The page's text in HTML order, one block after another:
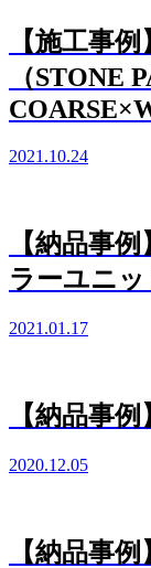
【施工事
（STONE
2021.10.24
【納品事
ラーユニッ
2021.01.17
【納品事
2020.12.05
【納品事